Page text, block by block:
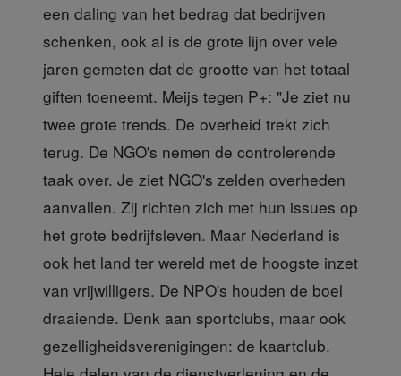
een daling van het bedrag dat bedrijven
schenken, ook al is de grote lijn over vele
jaren gemeten dat de grootte van het totaal
giften toeneemt. Meijs tegen P+: "Je ziet nu
twee grote trends. De overheid trekt zich
terug. De NGO's nemen de controlerende
taak over. Je ziet NGO's zelden overheden
aanvallen. Zij richten zich met hun issues op
het grote bedrijfsleven. Maar Nederland is
ook het land ter wereld met de hoogste inzet
van vrijwilligers. De NPO's houden de boel
draaiende. Denk aan sportclubs, maar ook
gezelligheidsverenigingen: de kaartclub.